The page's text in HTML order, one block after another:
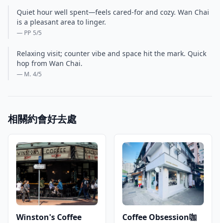
Quiet hour well spent—feels cared-for and cozy. Wan Chai
is a pleasant area to linger.
— PP 5/5
Relaxing visit; counter vibe and space hit the mark. Quick
hop from Wan Chai.
— M. 4/5
相關約會好去處
Winston's Coffee
Coffee Obsession咖